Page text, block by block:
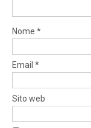
Nome *
Email *
Sito web